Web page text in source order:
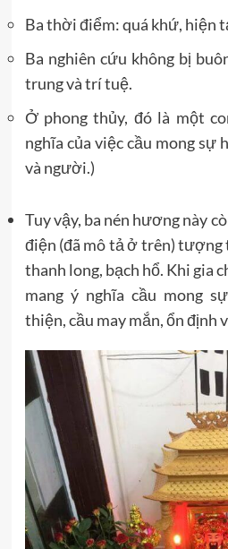
Ba thời điểm: quá khứ, hiện
Ba nghiên cứu không bị
trung và trí tuệ.
Ở phong thủy, đó là một
nghĩa của việc cầu mong
và người.)
Tuy vậy, ba nén hương này
điện (đã mô tả ở trên) tượng
thanh long, bạch hổ. Khi gia
mang ý nghĩa cầu mong
thiện, cầu may mắn, ổn định